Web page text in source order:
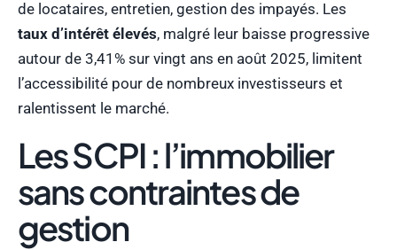
de locataires, entretien, gestion des impayés. Les
taux d’intérêt élevés, malgré leur baisse progressive
autour de 3,41% sur vingt ans en août 2025, limitent
l’accessibilité pour de nombreux investisseurs et
ralentissent le marché.
Les SCPI : l’immobilier
sans contraintes de
gestion